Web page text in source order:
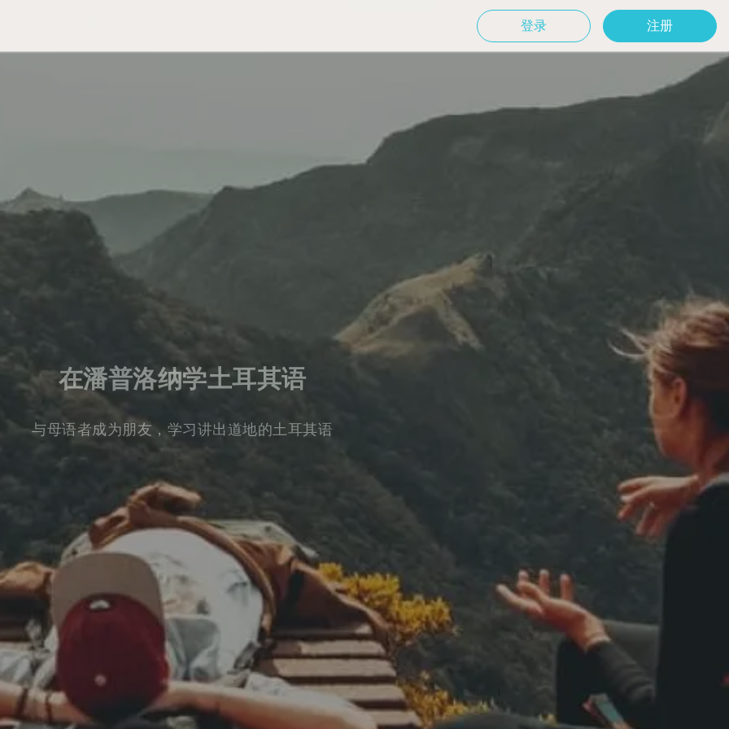
登录 注册
在潘普洛纳学土耳其语
与母语者成为朋友，学习讲出道地的土耳其语